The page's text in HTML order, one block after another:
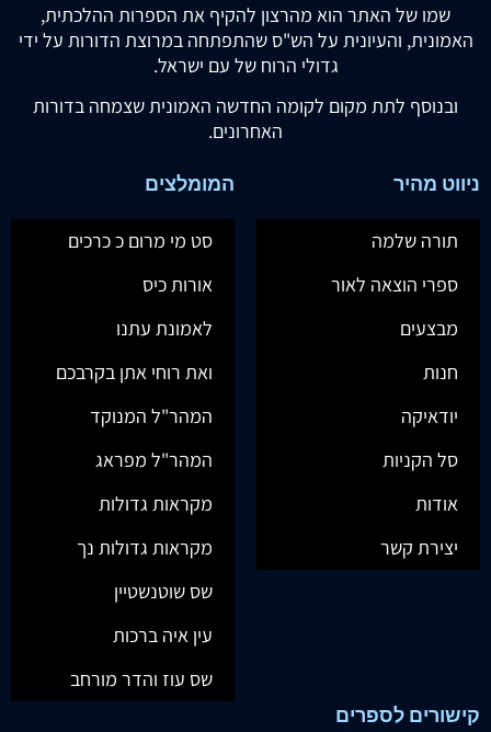
שמו של האתר הוא מהרצון להקיף את הספרות ההלכתית,
האמונית, והעיונית על הש"ס שהתפתחה במרוצת הדורות על ידי
גדולי הרוח של עם ישראל.
ובנוסף לתת מקום לקומה החדשה האמונית שצמחה בדורות
האחרונים.
ניווט מהיר
תורה שלמה
ספרי הוצאה לאור
מבצעים
חנות
יודאיקה
סל הקניות
אודות
יצירת קשר
המומלצים
סט מי מרום כ כרכים
אורות כיס
לאמונת עתנו
ואת רוחי אתן בקרבכם
המהר"ל המנוקד
המהר"ל מפראג
מקראות גדולות
מקראות גדולות נך
שס שוטנשטיין
עין איה ברכות
שס עוז והדר מורחב
קישורים לספרים